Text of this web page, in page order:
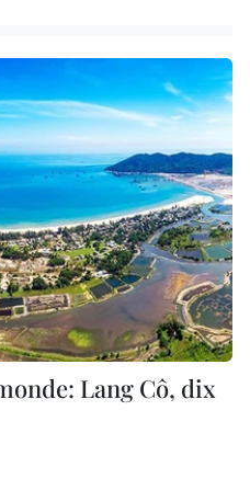
Lang Cô, dix